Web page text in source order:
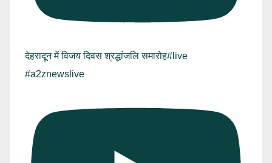
देहरादून में विजय दिवस श्रद्धांजलि समारोह#live
#a2znewslive